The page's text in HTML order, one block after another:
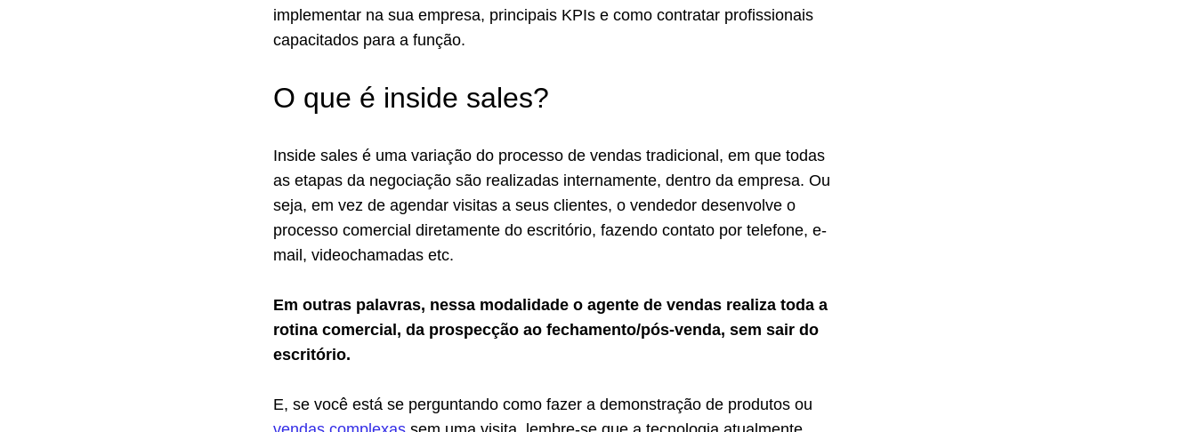
implementar na sua empresa, principais KPIs e como contratar profissionais
capacitados para a função.
O que é inside sales?
Inside sales é uma variação do processo de vendas tradicional, em que todas
as etapas da negociação são realizadas internamente, dentro da empresa. Ou
seja, em vez de agendar visitas a seus clientes, o vendedor desenvolve o
processo comercial diretamente do escritório, fazendo contato por telefone, e-
mail, videochamadas etc.
Em outras palavras, nessa modalidade o agente de vendas realiza toda a
rotina comercial, da prospecção ao fechamento/pós-venda, sem sair do
escritório.
E, se você está se perguntando como fazer a demonstração de produtos ou